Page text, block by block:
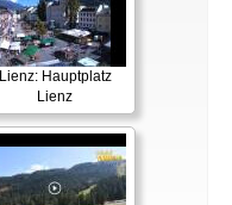
Lienz: Hauptplatz
Lienz